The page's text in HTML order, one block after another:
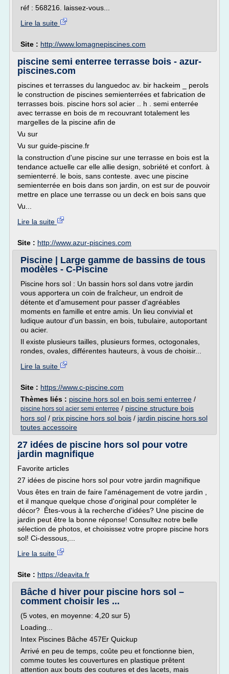
réf : 568216. laissez-vous...
Lire la suite
Site : http://www.lomagnepiscines.com
piscine semi enterree terrasse bois - azur-
piscines.com
piscines et terrasses du languedoc av. bir hackeim _ perols
le construction de piscines semienterrées et fabrication de
terrasses bois. piscine hors sol acier .. h . semi enterrée
avec terrasse en bois de m recouvrant totalement les
margelles de la piscine afin de
Vu sur
Vu sur guide-piscine.fr
la construction d'une piscine sur une terrasse en bois est la
tendance actuelle car elle allie design, sobriété et confort. à
semienterré. le bois, sans conteste. avec une piscine
semienterrée en bois dans son jardin, on est sur de pouvoir
mettre en place une terrasse ou un deck en bois sans que
Vu...
Lire la suite
Site : http://www.azur-piscines.com
Piscine | Large gamme de bassins de tous
modèles - C-Piscine
Piscine hors sol : Un bassin hors sol dans votre jardin
vous apportera un coin de fraîcheur, un endroit de
détente et d'amusement pour passer d'agréables
moments en famille et entre amis. Un lieu convivial et
ludique autour d'un bassin, en bois, tubulaire, autoportant
ou acier.
Il existe plusieurs tailles, plusieurs formes, octogonales,
rondes, ovales, différentes hauteurs, à vous de choisir...
Lire la suite
Site : https://www.c-piscine.com
Thèmes liés : piscine hors sol en bois semi enterree /
piscine hors sol acier semi enterree / piscine structure bois
hors sol / prix piscine hors sol bois / jardin piscine hors sol
toutes accessoire
27 idées de piscine hors sol pour votre
jardin magnifique
Favorite articles
27 idées de piscine hors sol pour votre jardin magnifique
Vous êtes en train de faire l'aménagement de votre jardin ,
et il manque quelque chose d'original pour compléter le
décor? Êtes-vous à la recherche d'idées? Une piscine de
jardin peut être la bonne réponse! Consultez notre belle
sélection de photos, et choisissez votre propre piscine hors
sol! Ci-dessous,...
Lire la suite
Site : https://deavita.fr
Bâche d hiver pour piscine hors sol –
comment choisir les ...
(5 votes, en moyenne: 4,20 sur 5)
Loading...
Intex Piscines Bâche 457Er Quickup
Arrivé en peu de temps, coûte peu et fonctionne bien,
comme toutes les couvertures en plastique prêtent
attention aux bouts des coutures et des lacets, mais